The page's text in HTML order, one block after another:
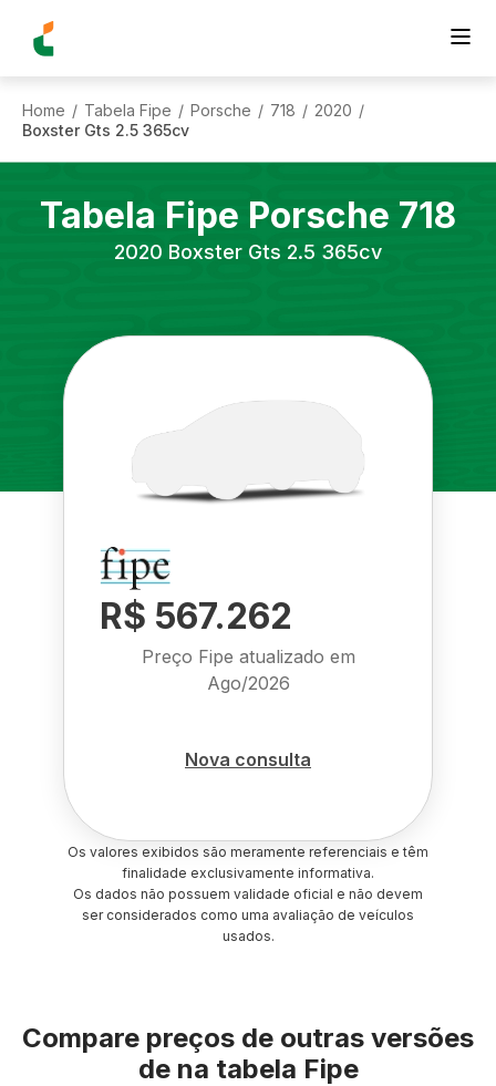
Home / Tabela Fipe / Porsche / 718 / 2020 /
Boxster Gts 2.5 365cv
Tabela Fipe Porsche 718
2020 Boxster Gts 2.5 365cv
R$ 567.262
Preço Fipe atualizado em
Ago/2026
Nova consulta
Os valores exibidos são meramente referenciais e têm
finalidade exclusivamente informativa.
Os dados não possuem validade oficial e não devem
ser considerados como uma avaliação de veículos
usados.
Compare preços de outras versões
de na tabela Fipe